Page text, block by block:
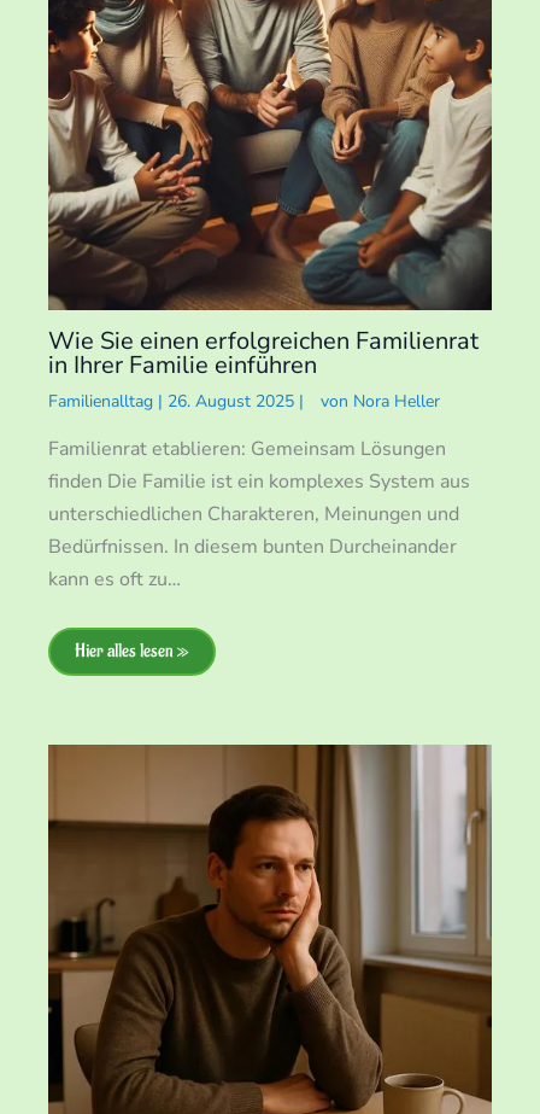
Wie Sie einen erfolgreichen Familienrat
in Ihrer Familie einführen
Familienalltag | 26. August 2025 | von Nora Heller
Familienrat etablieren: Gemeinsam Lösungen
finden Die Familie ist ein komplexes System aus
unterschiedlichen Charakteren, Meinungen und
Bedürfnissen. In diesem bunten Durcheinander
kann es oft zu…
Hier alles lesen »